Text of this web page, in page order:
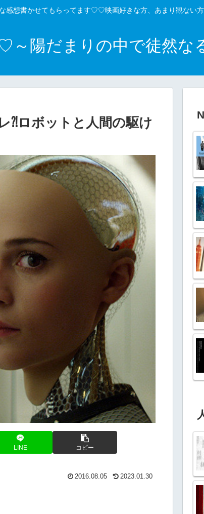
感想書かせてもらってます♡♡映画好きな方、あまり観ない
～陽だまりの中で徒然な
⁈ロボットと人間の駆け
LINE コピー
2016.08.05 2023.01.30